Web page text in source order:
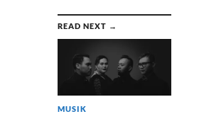
READ NEXT →
MUSIK